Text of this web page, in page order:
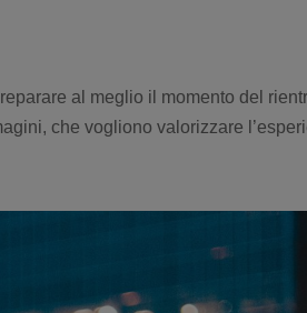
al meglio il momento del
che vogliono valorizzare